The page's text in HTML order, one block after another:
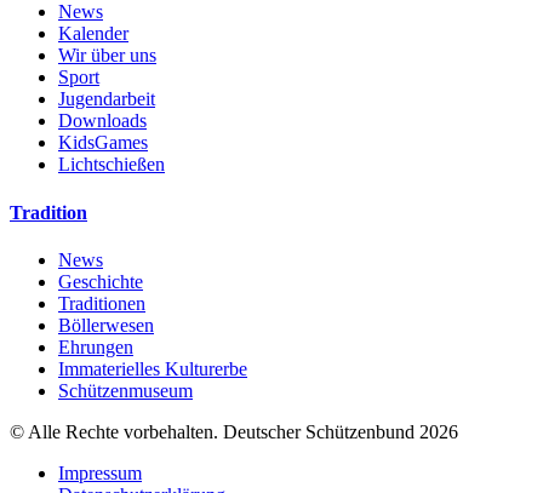
News
Kalender
Wir über uns
Sport
Jugendarbeit
Downloads
KidsGames
Lichtschießen
Tradition
News
Geschichte
Traditionen
Böllerwesen
Ehrungen
Immaterielles Kulturerbe
Schützenmuseum
© Alle Rechte vorbehalten. Deutscher Schützenbund 2026
Impressum